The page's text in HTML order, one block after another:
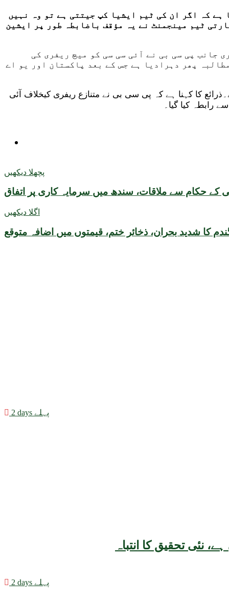
کہ اگر ان کی ٹیم ایشیا کپ جیتتی ہے تو وہ نہیں
ٹیم مینجمنٹ نے یہ مؤقف باضابطہ طور پر ایشین
جانب پی سی بی نے آئی سی سی کو میچ ریفری کی
پھر دہرادیا ہے جس کے بعد پاکستان اور یو اے
کا کہنا ہے کہ پی سی بی نے متنازع ریفری کیخلاف آئی
رابطہ کیا گیا۔
پچھلا دیکھیں
کے حکام سے ملاقات، سندھ میں سرمایہ کاری پر اتفاق
اگلا دیکھیں
کا شدید بحران، ذخائر ختم، قیمتوں میں اضافہ متوقع
2 days پہلے
2 days پہلے